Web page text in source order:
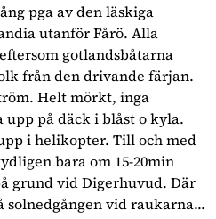
pga av den läskiga
utanför Fårö. Alla
gotlandsbåtarna
från den drivande färjan.
Helt mörkt, inga
på däck i blåst o kyla.
i helikopter. Till och med
bara om 15-20min
grund vid Digerhuvud. Där
vid raukarna...